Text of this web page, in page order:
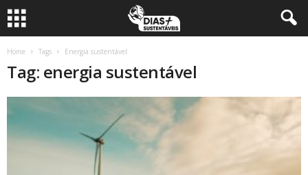
Home Tags Energia sustentável
Tag: energia sustentável